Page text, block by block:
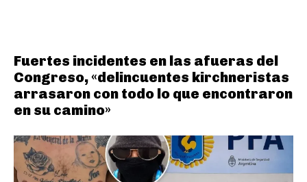
Fuertes incidentes en las afueras del
Congreso, «delincuentes kirchneristas
arrasaron con todo lo que encontraron
en su camino»